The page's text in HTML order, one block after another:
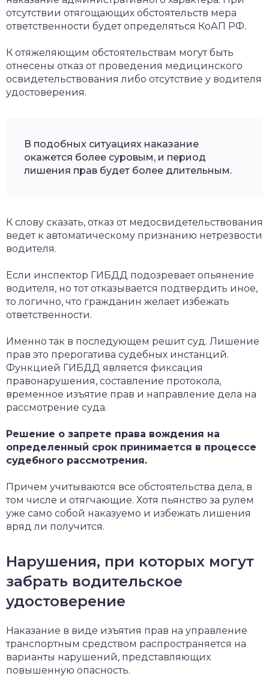
отсутствии отягощающих обстоятельств мера
ответственности будет определяться КоАП РФ.
К отяжеляющим обстоятельствам могут быть
отнесены отказ от проведения медицинского
освидетельствования либо отсутствие у водителя
удостоверения.
В подобных ситуациях наказание
окажется более суровым, и период
лишения прав будет более длительным.
К слову сказать, отказ от медосвидетельствования
ведет к автоматическому признанию нетрезвости
водителя.
Если инспектор ГИБДД подозревает опьянение
водителя, но тот отказывается подтвердить иное,
то логично, что гражданин желает избежать
ответственности.
Именно так в последующем решит суд. Лишение
прав это прерогатива судебных инстанций.
Функцией ГИБДД является фиксация
правонарушения, составление протокола,
временное изъятие прав и направление дела на
рассмотрение суда.
Решение о запрете права вождения на
определенный срок принимается в процессе
судебного рассмотрения.
Причем учитываются все обстоятельства дела, в
том числе и отягчающие. Хотя пьянство за рулем
уже само собой наказуемо и избежать лишения
вряд ли получится.
Нарушения, при которых могут
забрать водительское
удостоверение
Наказание в виде изъятия прав на управление
транспортным средством распространяется на
варианты нарушений, представляющих
повышенную опасность.